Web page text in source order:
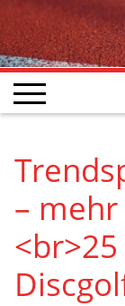
–